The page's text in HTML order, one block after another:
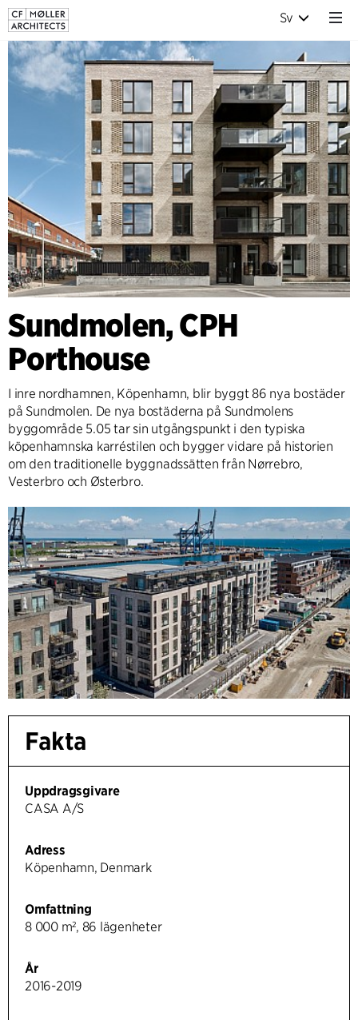
Sv
Sundmolen, CPH
Porthouse
I inre nordhamnen, Köpenhamn, blir byggt 86 nya bostäder
på Sundmolen. De nya bostäderna på Sundmolens
byggområde 5.05 tar sin utgångspunkt i den typiska
köpenhamnska karréstilen och bygger vidare på historien
om den traditionelle byggnadssätten från Nørrebro,
Vesterbro och Østerbro.
Fakta
Uppdragsgivare
CASA A/S
Adress
Köpenhamn, Denmark
Omfattning
8 000 m², 86 lägenheter
År
2016-2019